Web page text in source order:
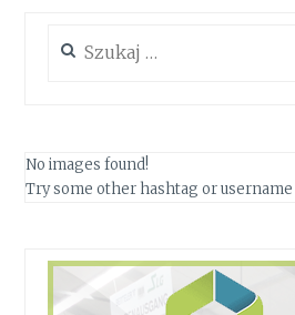
No images found!
Try some other hashtag or username